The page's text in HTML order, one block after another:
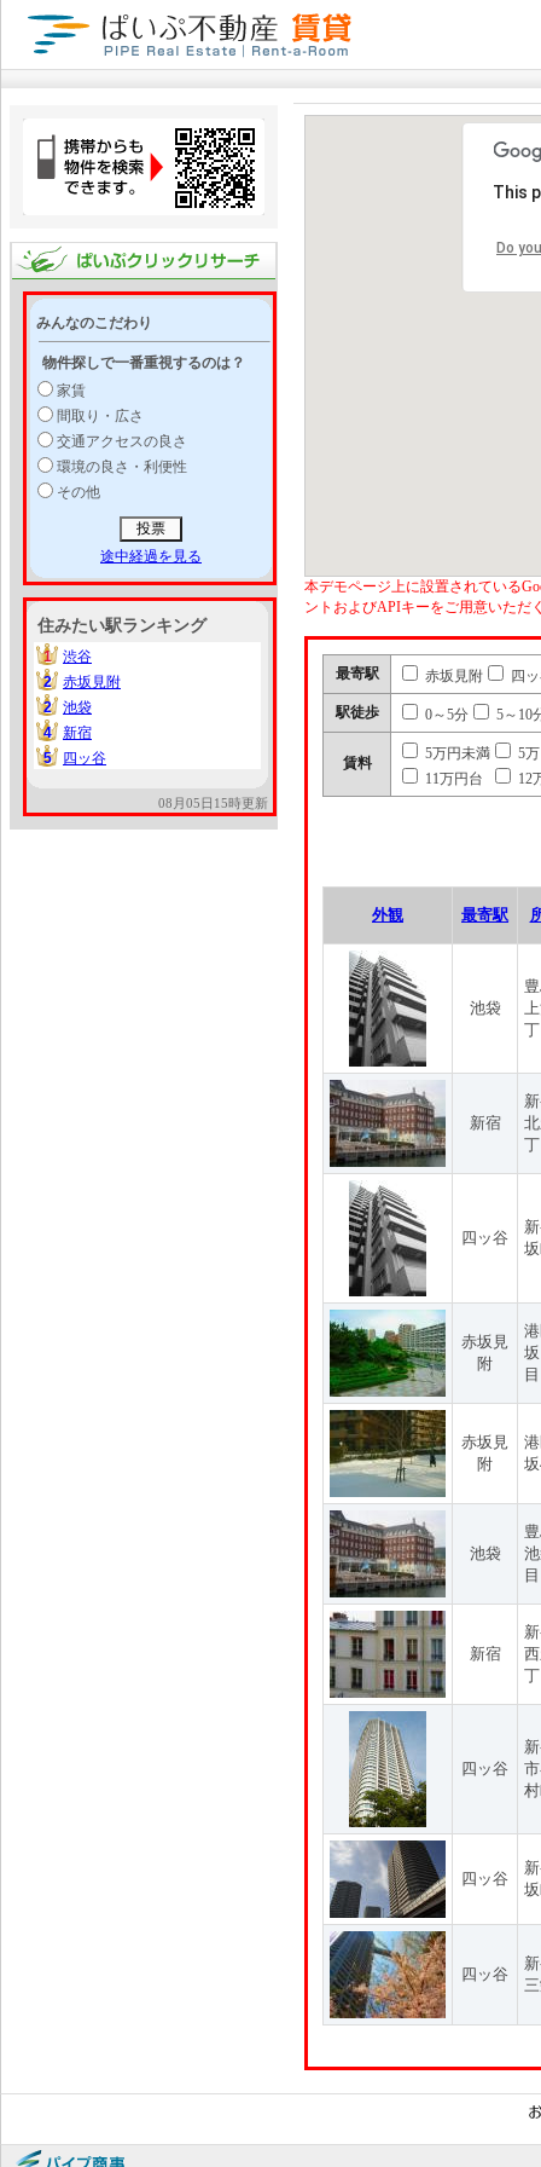
みんなのこだわり
物件探しで一番重視するのは？
家賃
間取り・広さ
交通アクセスの良さ
環境の良さ・利便性
その他
途中経過を見る
住みたい駅ランキング
1
1
渋谷
2
2
赤坂見附
2
2
池袋
4
4
新宿
5
5 四ッ谷
08月05日15時更新
This
Do
本デモページ上に設置されている
ントおよびAPIキーをご用意いただ
最寄駅 赤坂見附 四
駅徒歩 0～5分 5～10
賃料
5万円未満
5
11万円台
12
外観 最寄駅
池袋
新宿
四ッ谷
赤坂見
附
目
赤坂見
附
池袋
新宿
四ッ谷
四ッ谷
四ッ谷